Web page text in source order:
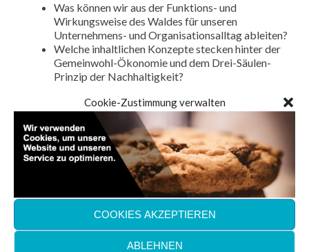
Cookie-Zustimmung verwalten
COOKIES AKZEPTIEREN
ABLEHNEN
Was können wir aus der Funktions- und
Wirkungsweise des Waldes für unseren
Unternehmens- und Organisationsalltag ableiten?
Welche inhaltlichen Konzepte stecken hinter der
Gemeinwohl-Ökonomie und dem Drei-Säulen-
Prinzip der Nachhaltigkeit?
bewerten Sie und ihre Mitarbeiter*innen das
Optimum Ihres Unternehmens?
Wie hängt Diversität im Unternehmen mit einer
Monokultur im Wald zusammen?
Was braucht ein Team – auf kollektiver und
individueller Ebene – um langfristig effizient und
nachhaltig zu agieren und funktionsfähig zu
bleiben?
Welchen gesellschaftlichen Mehrwert bietet Ihr
Unternehmen und wie sind Produkte und
Dienstleistungen bezüglich Ihrer